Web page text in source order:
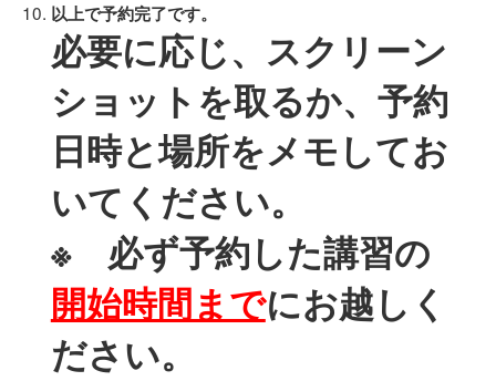
以上で予約完了です。
必要に応じ、スクリーン
ショットを取るか、予約
日時と場所をメモしてお
いてください。
※ 必ず予約した講習の
開始時間までにお越しく
ださい。